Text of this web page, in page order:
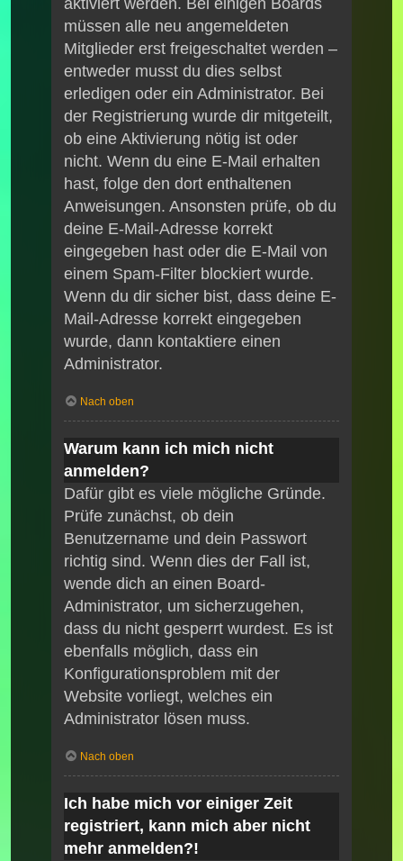
aktiviert werden. Bei einigen Boards
müssen alle neu angemeldeten
Mitglieder erst freigeschaltet werden –
entweder musst du dies selbst
erledigen oder ein Administrator. Bei
der Registrierung wurde dir mitgeteilt,
ob eine Aktivierung nötig ist oder
nicht. Wenn du eine E-Mail erhalten
hast, folge den dort enthaltenen
Anweisungen. Ansonsten prüfe, ob du
deine E-Mail-Adresse korrekt
eingegeben hast oder die E-Mail von
einem Spam-Filter blockiert wurde.
Wenn du dir sicher bist, dass deine E-
Mail-Adresse korrekt eingegeben
wurde, dann kontaktiere einen
Administrator.
Nach oben
Warum kann ich mich nicht
anmelden?
Dafür gibt es viele mögliche Gründe.
Prüfe zunächst, ob dein
Benutzername und dein Passwort
richtig sind. Wenn dies der Fall ist,
wende dich an einen Board-
Administrator, um sicherzugehen,
dass du nicht gesperrt wurdest. Es ist
ebenfalls möglich, dass ein
Konfigurationsproblem mit der
Website vorliegt, welches ein
Administrator lösen muss.
Nach oben
Ich habe mich vor einiger Zeit
registriert, kann mich aber nicht
mehr anmelden?!